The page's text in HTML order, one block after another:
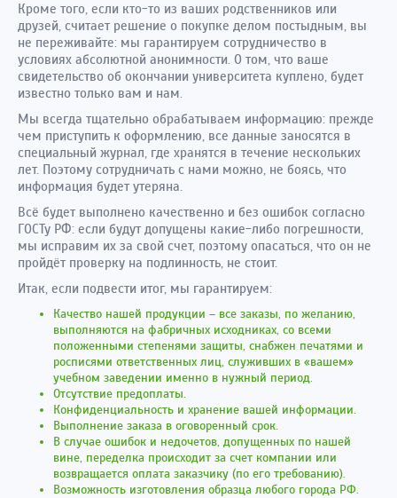
Кроме того, если кто-то из ваших родственников или
друзей, считает решение о покупке делом постыдным, вы
не переживайте: мы гарантируем сотрудничество в
условиях абсолютной анонимности. О том, что ваше
свидетельство об окончании университета куплено, будет
известно только вам и нам.
Мы всегда тщательно обрабатываем информацию: прежде
чем приступить к оформлению, все данные заносятся в
специальный журнал, где хранятся в течение нескольких
лет. Поэтому сотрудничать с нами можно, не боясь, что
информация будет утеряна.
Всё будет выполнено качественно и без ошибок согласно
ГОСТу РФ: если будут допущены какие-либо погрешности,
мы исправим их за свой счет, поэтому опасаться, что он не
пройдёт проверку на подлинность, не стоит.
Итак, если подвести итог, мы гарантируем:
Качество нашей продукции – все заказы, по желанию,
выполняются на фабричных исходниках, со всеми
положенными степенями защиты, снабжен печатями и
росписями ответственных лиц, служивших в «вашем»
учебном заведении именно в нужный период.
Отсутствие предоплаты.
Конфиденциальность и хранение вашей информации.
Выполнение заказа в оговоренный срок.
В случае ошибок и недочетов, допущенных по нашей
вине, переделка происходит за счет компании или
возвращается оплата заказчику (по его требованию).
Возможность изготовления образца любого города РФ.